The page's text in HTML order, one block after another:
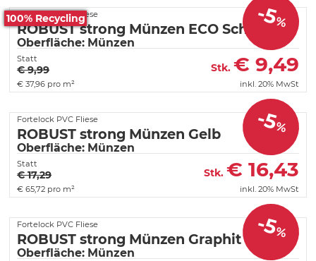
-5%
100% Recycling
Fortelock PVC Fliese
ROBUST strong Münzen ECO Schwarz
Oberfläche: Münzen
Statt
€ 9,99 Stk. € 9,49
€ 37,96 pro m² inkl. 20% MwSt
-5%
Fortelock PVC Fliese
ROBUST strong Münzen Gelb
Oberfläche: Münzen
Statt
€ 17,29 Stk. € 16,43
€ 65,72 pro m² inkl. 20% MwSt
-5%
Fortelock PVC Fliese
ROBUST strong Münzen Graphit
Oberfläche: Münzen